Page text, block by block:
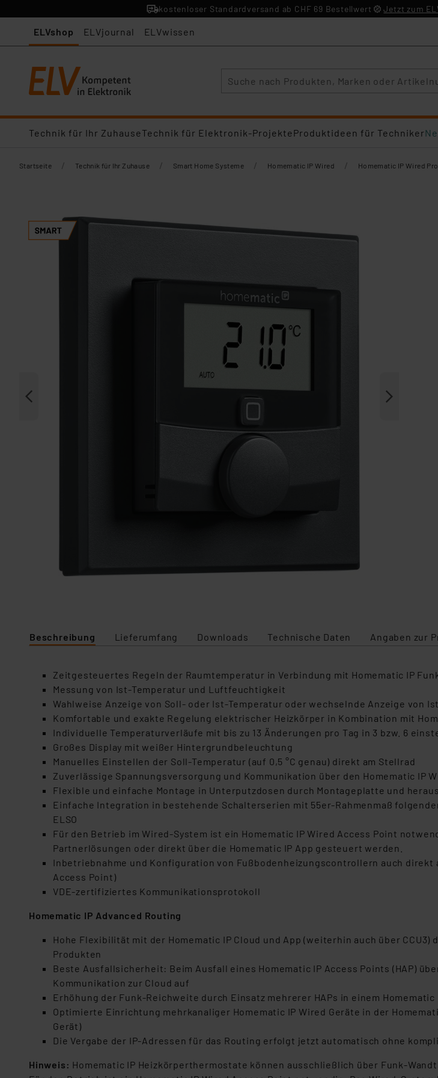
kostenloser Standardversand ab CHF 69 Bestellwert Jetzt zum
ELVshop ELVjournal ELVwissen
Technik für Ihr ZuhauseTechnik für Elektronik-ProjekteProduktideen für Techniker
Startseite / Technik für Ihr Zuhause / Smart Home Systeme / Homematic IP Wired / Homematic IP Wired
Beschreibung Lieferumfang Downloads Technische Daten Angaben zur
Zeitgesteuertes Regeln der Raumtemperatur in Verbindung mit Homematic IP
Messung von Ist-Temperatur und Luftfeuchtigkeit
Wahlweise Anzeige von Soll- oder Ist-Temperatur oder wechselnde Anzeige von
Komfortable und exakte Regelung elektrischer Heizkörper in Kombination mit
Individuelle Temperaturverläufe mit bis zu 13 Änderungen pro Tag in 3 bzw. 6
Großes Display mit weißer Hintergrundbeleuchtung
Manuelles Einstellen der Soll-Temperatur (auf 0,5 °C genau) direkt am Stellrad
Zuverlässige Spannungsversorgung und Kommunikation über den Homematic IP
Flexible und einfache Montage in Unterputzdosen durch Montageplatte und
Einfache Integration in bestehende Schalterserien mit 55er-Rahmenmaß
ELSO
Für den Betrieb im Wired-System ist ein Homematic IP Wired Access Point
Partnerlösungen oder direkt über die Homematic IP App gesteuert werden.
Inbetriebnahme und Konfiguration von Fußbodenheizungscontrollern auch direkt
Access Point)
VDE-zertifiziertes Kommunikationsprotokoll
Homematic IP Advanced Routing
Hohe Flexibilität mit der Homematic IP Cloud und App (weiterhin auch über
Produkten
Beste Ausfallsicherheit: Beim Ausfall eines Homematic IP Access Points (HAP)
Kommunikation zur Cloud auf
Erhöhung der Funk-Reichweite durch Einsatz mehrerer HAPs in einem
Optimierte Einrichtung mehrkanaliger Homematic IP Wired Geräte in der
Gerät)
Die Vergabe der IP-Adressen für das Routing erfolgt jetzt automatisch ohne
Hinweis: Homematic IP Heizkörperthermostate können ausschließlich über Funk-